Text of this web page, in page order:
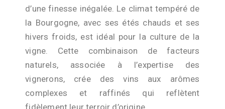
d’une finesse inégalée. Le climat tempéré de
la Bourgogne, avec ses étés chauds et ses
hivers froids, est idéal pour la culture de la
vigne. Cette combinaison de facteurs
naturels, associée à l’expertise des
vignerons, crée des vins aux arômes
complexes et raffinés qui reflètent
fidèlement leur terroir d’origine.